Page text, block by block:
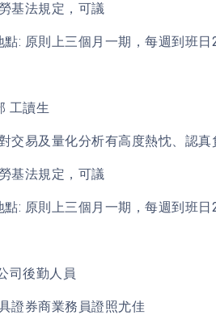
基法規定，可議
點: 原則上三個月一期，每週到班
工讀生
交易及量化分析有高度熱忱、認真
基法規定，可議
點: 原則上三個月一期，每週到班
司後勤人員
證券商業務員證照尤佳